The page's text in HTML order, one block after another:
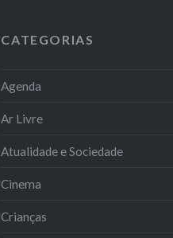
CATEGORIAS
Agenda
Ar Livre
Atualidade e Sociedade
Cinema
Crianças